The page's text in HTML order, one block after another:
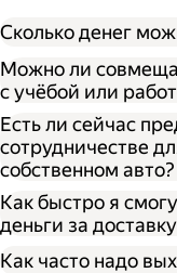
Сколько денег
Можно ли
с учёбой или
Есть ли сейчас
сотрудничестве
собственном авто?
Как быстро я
деньги за
Как часто надо